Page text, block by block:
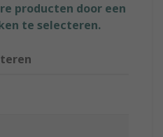
producten door een
te selecteren.